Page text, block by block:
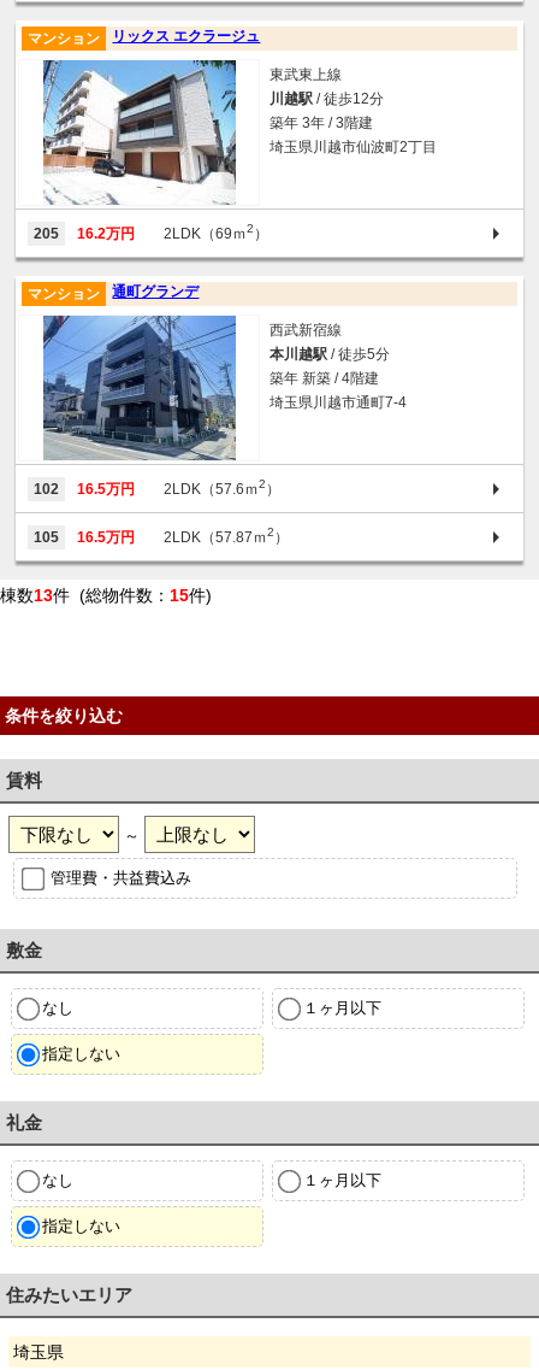
リックス エクラージュ
マンション
東武東上線
川越駅 / 徒歩12分
築年 3年 / 3階建
埼玉県川越市仙波町2丁目
205 16.2万円 2LDK（69ｍ2 ）
通町グランデ
マンション
西武新宿線
本川越駅 / 徒歩5分
築年 新築 / 4階建
埼玉県川越市通町7-4
102 16.5万円 2LDK（57.6ｍ2 ）
105 16.5万円 2LDK（57.87ｍ2 ）
棟数13件 (総物件数： 15件)
条件を絞り込む
賃料
～
管理費・共益費込み
敷金
なし １ヶ月以下
指定しない
礼金
なし １ヶ月以下
指定しない
住みたいエリア
埼玉県